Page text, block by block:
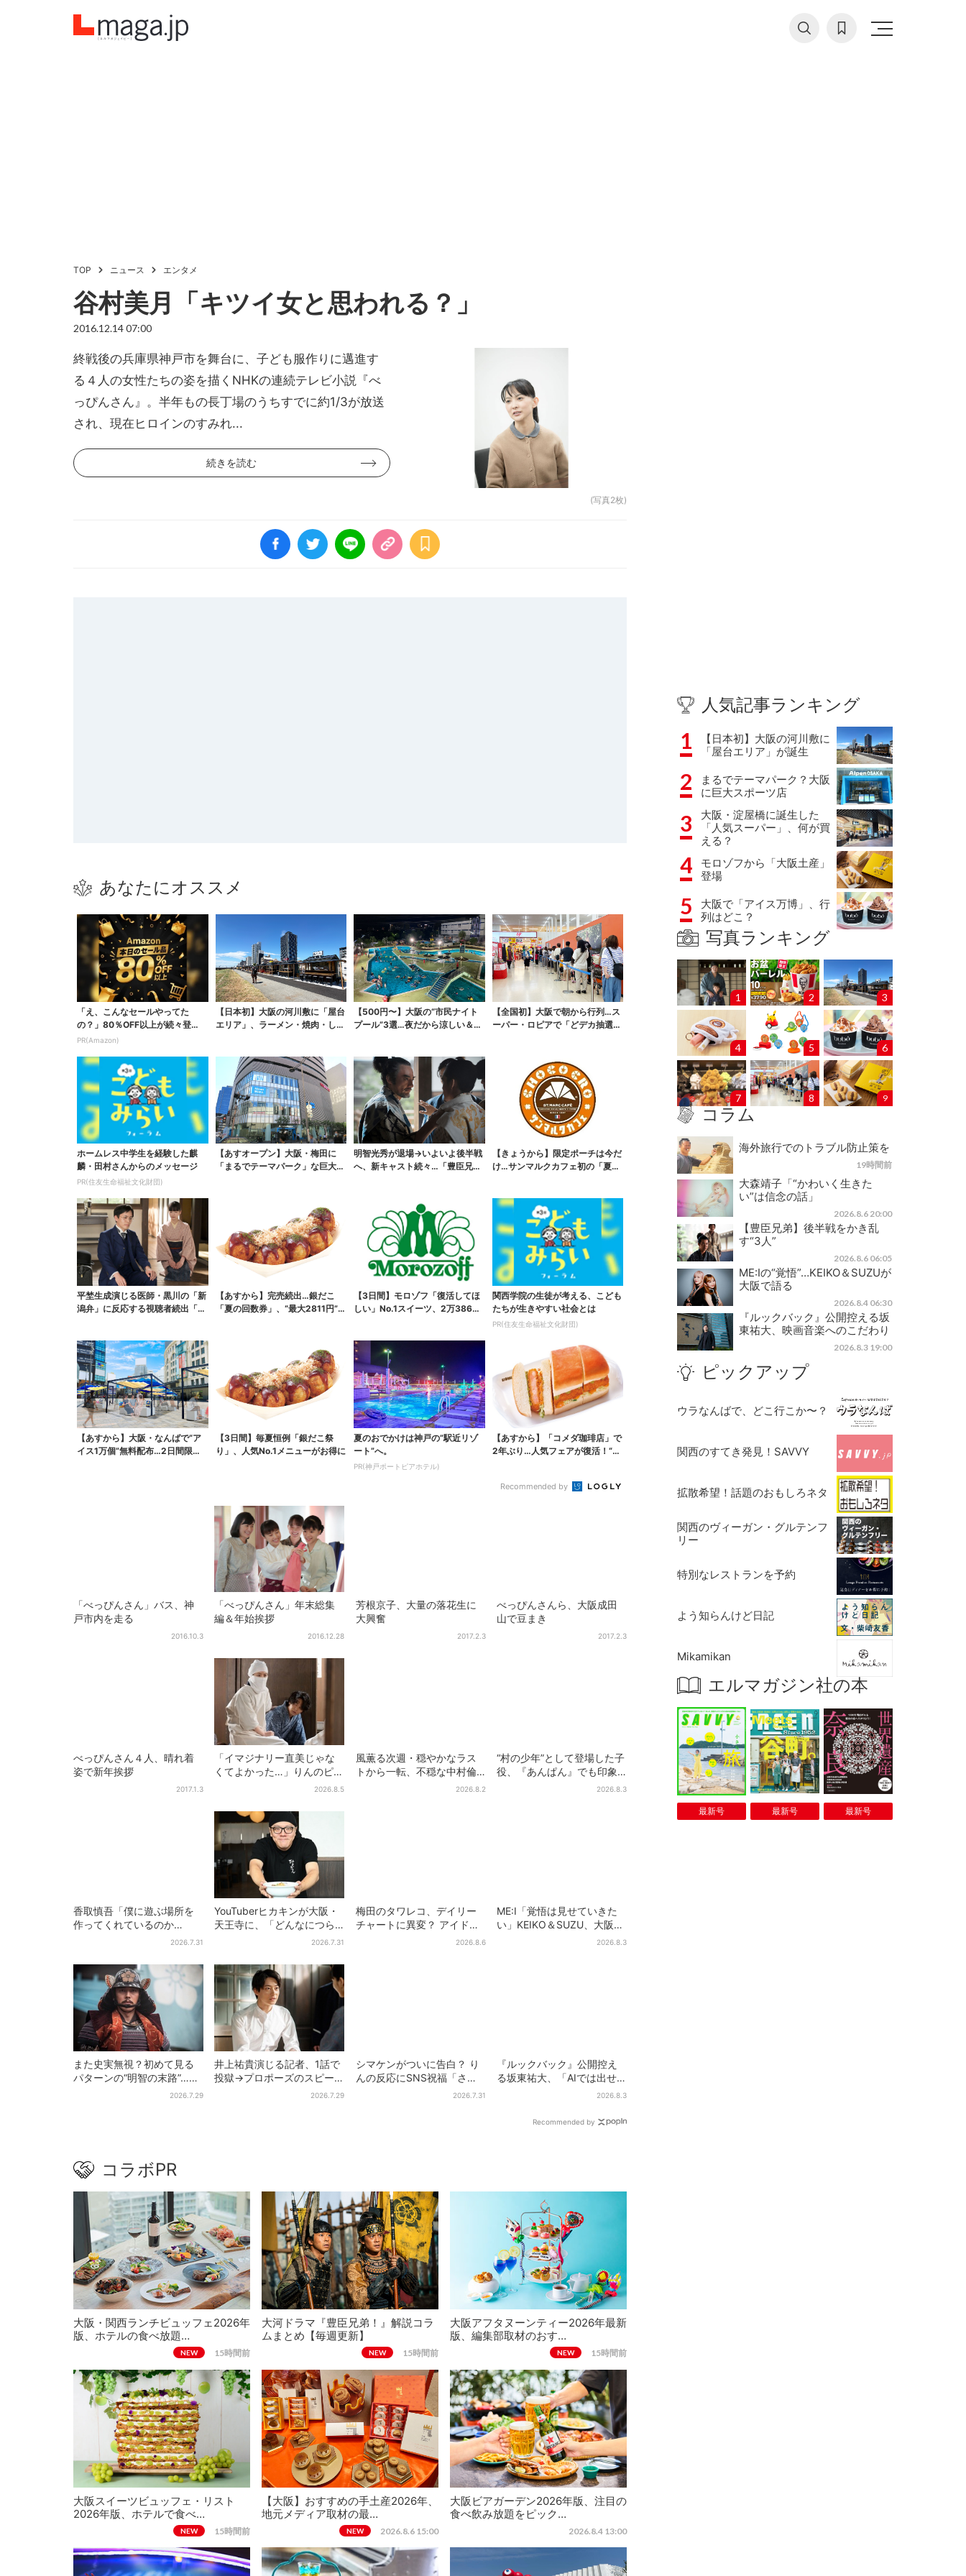
TOP ニュース エンタメ
谷村美月「キツイ女と思われる？」
2016.12.14 07:00
(写真2枚)
終戦後の兵庫県神戸市を舞台に、子ども服作りに邁進す
る４人の女性たちの姿を描くNHKの連続テレビ小説『べ
っぴんさん』。半年もの長丁場のうちすでに約1/3が放送
され、現在ヒロインのすみれ...
続きを読む
あなたにオススメ
「え、こんなセールやってた
の？」80％OFF以上が続々登
場！Amazonの本気が...
PR(Amazon)
【日本初】大阪の河川敷に「屋台
エリア」、ラーメン・焼肉・しゃ
【500円〜】大阪の“市民ナイト
プール”3選…夜だから涼しい＆コ
【全国初】大阪で朝から行列…ス
ーパー・ロピアで「どデカ抽選
ホームレス中学生を経験した麒
麟・田村さんからのメッセージ
PR(住友生命福祉文化財団)
【あすオープン】大阪・梅田に
「まるでテーマパーク」な巨大ス
明智光秀が退場→いよいよ後半戦
へ、新キャスト続々…「豊臣兄
【きょうから】限定ポーチは今だ
け…サンマルクカフェ初の「夏福
平埜生成演じる医師・黒川の「新
潟弁」に反応する視聴者続出「グ
【あすから】完売続出…銀だこ
「夏の回数券」、“最大2811円”お
【3日間】モロゾフ「復活してほ
しい」No.1スイーツ、2万3865
関西学院の生徒が考える、こども
たちが生きやすい社会とは
PR(住友生命福祉文化財団)
【あすから】大阪・なんばで“ア
イス1万個”無料配布…2日間限定
【3日間】毎夏恒例「銀だこ祭
り」、人気No.1メニューがお得に
夏のおでかけは神戸の”駅近リゾ
ート”へ。
PR(神戸ポートピアホテル)
【あすから】「コメダ珈琲店」で
2年ぶり…人気フェアが復活！“ハ
Recommended by
「べっぴんさん」バス、神
戸市内を走る
2016.10.3
「べっぴんさん」年末総集
編＆年始挨拶
2016.12.28
芳根京子、大量の落花生に
大興奮
2017.2.3
べっぴんさんら、大阪成田
山で豆まき
2017.2.3
べっぴんさん４人、晴れ着
姿で新年挨拶
2017.1.3
「イマジナリー直美じゃな
くてよかった…」りんのピン
チに駆けつける直美、ベス
喜
2026.8.5
風薫る次週・穏やかなラス
トから一転、不穏な中村倫
也の登場に視聴者期待「い
2026.8.2
“村の少年”として登場した子
役、『あんぱん』でも印象
的だった…視聴者驚き「どう
2026.8.3
香取慎吾「僕に遊ぶ場所を
作ってくれているのか
も」、異色バラエティ『し
レビの“パンク精神”
2026.7.31
YouTuberヒカキンが大阪・
天王寺に、「どんなにつら
い時でも…」ラーメン愛＆兄
2026.7.31
梅田のタワレコ、デイリー
チャートに異変？ アイドル
に混じり“マユリカ”が1位2026.8.6
ME:I「覚悟は見せていきた
い」KEIKO＆SUZU、大阪で
語る…“日プ女子”からの3年
2026.8.3
また史実無視？初めて見る
パターンの“明智の末路”…実
は、ありえなくもない！？
2026.7.29
井上祐貴演じる記者、1話で
投獄→プロポーズのスピー
ド感に視聴者驚き「横沢さ
2026.7.29
シマケンがついに告白？ り
んの反応にSNS祝福「さす
がに伝わったよね？」2026.7.31
『ルックバック』公開控え
る坂東祐大、「AIでは出せ
ない質感がある」映画音楽
2026.8.3
Recommended by
コラボPR
大阪・関西ランチビュッフェ2026年
版、ホテルの食べ放題…
NEW 15時間前
大河ドラマ『豊臣兄弟！』解説コラ
ムまとめ【毎週更新】
NEW 15時間前
大阪アフタヌーンティー2026年最新
版、編集部取材のおす…
NEW 15時間前
大阪スイーツビュッフェ・リスト
2026年版、ホテルで食べ…
NEW 15時間前
【大阪】おすすめの手土産2026年、
地元メディア取材の最…
NEW 2026.8.6 15:00
大阪ビアガーデン2026年版、注目の
食べ飲み放題をピック…
2026.8.4 13:00
人気記事ランキング
1
【日本初】大阪の河川敷に
「屋台エリア」が誕生
2
まるでテーマパーク？大阪
に巨大スポーツ店
3
大阪・淀屋橋に誕生した
「人気スーパー」、何が買
える？
4
モロゾフから「大阪土産」
登場
5
大阪で「アイス万博」、行
列はどこ？
写真ランキング
1 2 3
4 5 6
7 8 9
コラム
海外旅行でのトラブル防止策を
19時間前
大森靖子「“かわいく生きた
い”は信念の話」
2026.8.6 20:00
【豊臣兄弟】後半戦をかき乱
す“3人”
2026.8.6 06:05
ME:Iの“覚悟”…KEIKO＆SUZUが
大阪で語る
2026.8.4 06:30
『ルックバック』公開控える坂
東祐大、映画音楽へのこだわり
2026.8.3 19:00
ピックアップ
ウラなんばで、どこ行こか〜？
関西のすてき発見！SAVVY
拡散希望！話題のおもしろネタ
関西のヴィーガン・グルテンフ
リー
特別なレストランを予約
よう知らんけど日記
Mikamikan
エルマガジン社の本
最新号 最新号 最新号